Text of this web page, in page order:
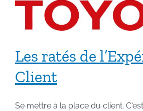
Les ratés de
Client
Se mettre à la place du client.